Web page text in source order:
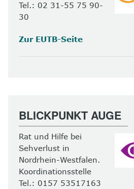
Tel.: 02 31-55 75 90-
30
Zur EUTB-Seite
BLICKPUNKT AUGE
Rat und Hilfe bei
Sehverlust in
Nordrhein-Westfalen.
Koordinationsstelle
Tel.: 0157 53517163